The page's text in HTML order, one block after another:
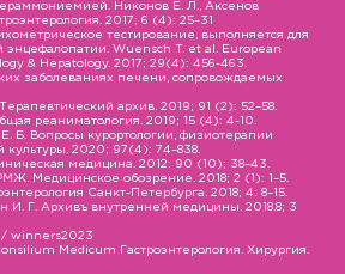
Никонов Е. Л., Аксенов
2017; 6 (4): 25–31
тестирование, выполняется для
Wuensch T. et al. European
& Hepatology. 2017; 29(4): 456-463.
заболеваниях печени, сопровождаемых
архив. 2019; 91 (2): 52–58.
реаниматология. 2019; 15 (4): 4-10.
Б. Вопросы курортологии, физиотерапии
культуры. 2020; 97(4): 74–838.
медицина. 2012: 90 (10); 38–43.
Медицинское обозрение. 2018; 2 (1): 1–5.
Санкт-Петербурга. 2018; 4: 8–15.
И. Г. Архивъ внутренней медицины. 2018.8; 3
/ winners2023
Medicum Гастроэнтерология. Хирургия.